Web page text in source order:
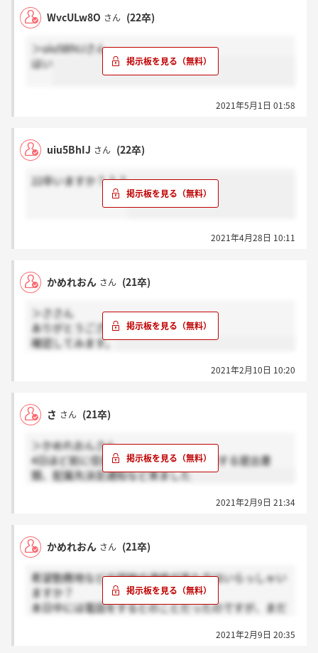
WvcULw8O さん (22卒)
＞uiu5BhIJさん
はい
2021年5月1日 01:58
uiu5BhIJ さん (22卒)
22卒いますか？？？
2021年4月28日 10:11
かめれおん さん (21卒)
＞ささん
ありがとうございます。
確認してみます。
2021年2月10日 10:20
さ さん (21卒)
＞かめれおんさん
4日ほど前に信書として入社手続きに関する提出書
類、配属先決定通知など来ました
2021年2月9日 21:34
かめれおん さん (21卒)
希望勤務地などの詳細の連絡が来た方はいらっしゃい
ますか？
本日中には電話をするとのことだったのですが、まだ
2021年2月9日 20:35